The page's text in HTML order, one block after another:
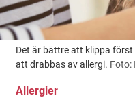
Det är bättre att klippa
att drabbas av allergi. Foto:
Allergier